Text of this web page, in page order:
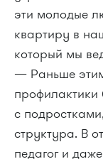
эти молодые
квартиру в
который мы
— Раньше
профилактики
с
структура. В
педагог и